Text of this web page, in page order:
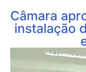
Câmara
instalação